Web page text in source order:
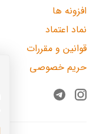
افزونه ها
نماد اعتماد
قوانین و مقررات
حریم خصوصی
Instagram
Telegram